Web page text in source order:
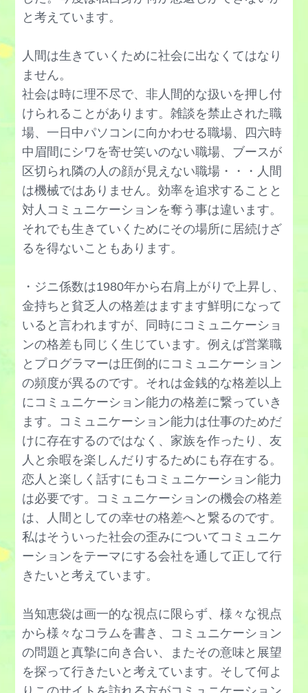
ソーシャルサポートを増やす方法
楽しく生きる方法
デイリーハッスルの対処法
内向的を長所にする方法
逃げ癖を直す方法
認知の歪みを治す方法,対処法
ネガティブ思考を改善する方法
妬み,嫉みをやめたい方へ,なくす方法
ノイローゼの治し方,解消法
悲観的を直す方法
フラストレーションを発散する方法
ポジティブシンキングになる方法
マイナス思考を治す,改善する
マズローの欲求5段階説
見捨てられ不安の克服方法
無気力の対処法,治し方
虚しい時の対処法
メタ認知力のトレーニング法
メンタルが強い人の特徴,口癖
モラトリアム期間を抜け出す方法
勇気が出ない,勇気を出す方法
憂鬱な気分を晴らす方法
優柔不断の治し方
劣等感の克服方法
自己中心的な人の対処法
失恋から立ち直る方法
シャイな男性の脈ありを見抜く方法
集団の会話に入れない,対処法
親近感がわく人になる方法
信頼関係を構築する方法
親友がいない,作る方法
好き避けする男子への対策
誠実な人の見分け方
生理的に無理になった時の対処法
束縛する彼氏,夫への対処法
疎外感を克服する方法
第一印象を良くする方法
単純接触効果を恋愛,片思いで活かす方法
デマに惑わされない方法
デリカシーがない人,男性への対策
同調圧力に屈しない方法
毒親育ちの特徴と対処法
友達がいない方向け,作る方法
仲直りする方法
慰める方法や言葉のかけ方
情けない男性，ダメな男性を好きになる
人間関係がうまくいかない
人間不信の治し方
人の好き嫌いが激しい心理の対策
ネットで誹謗中傷する人への対策
飲み会が嫌い,楽しむ方法
尊敬する人はいますか？答え方
単純接触効果,広告,ＣＭ,ビジネスでの活用法
チームビルディング入門
チームワーク力を高める方法
ディスカッション,議論が苦手
怠け者,サボり癖の治し方
話し方教室の選び方
ハラスメントの予防法
パワハラ上司への対策
判断力を鍛える方法
非認知能力の意味、高め方・伸ばす方法
ファシリテーション力をつける
フィードバックスキル
フットインザドア法の使い方
プレゼンテーションのコツ,話し方
マネジメントのやり方
メンタルが弱い人への接し方
問題解決力をつける方法
やりたいことがない,見つけ方
リーダーシップ理論,発揮の仕方
両面提示法の使い方
冷静沈着になる方法
ロジカルシンキングの鍛え方
論理的思考を鍛える,トレーニング
論理と直感を使い分けるコツ
と考えています。
人間は生きていくために社会に出なくてはなり
ません。
社会は時に理不尽で、非人間的な扱いを押し付
けられることがあります。雑談を禁止された職
場、一日中パソコンに向かわせる職場、四六時
中眉間にシワを寄せ笑いのない職場、ブースが
区切られ隣の人の顔が見えない職場・・・人間
は機械ではありません。効率を追求することと
対人コミュニケーションを奪う事は違います。
それでも生きていくためにその場所に居続けざ
るを得ないこともあります。
・ジニ係数は1980年から右肩上がりで上昇し、
金持ちと貧乏人の格差はますます鮮明になって
いると言われますが、同時にコミュニケーショ
ンの格差も同じく生じています。例えば営業職
とプログラマーは圧倒的にコミュニケーション
の頻度が異るのです。それは金銭的な格差以上
にコミュニケーション能力の格差に繋っていき
ます。コミュニケーション能力は仕事のためだ
けに存在するのではなく、家族を作ったり、友
人と余暇を楽しんだりするためにも存在する。
恋人と楽しく話すにもコミュニケーション能力
は必要です。コミュニケーションの機会の格差
は、人間としての幸せの格差へと繋るのです。
私はそういった社会の歪みについてコミュニケ
ーションをテーマにする会社を通して正して行
きたいと考えています。
当知恵袋は画一的な視点に限らず、様々な視点
から様々なコラムを書き、コミュニケーション
の問題と真摯に向き合い、またその意味と展望
を探って行きたいと考えています。そして何よ